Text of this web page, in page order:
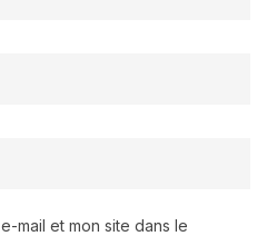
mail et mon site dans le